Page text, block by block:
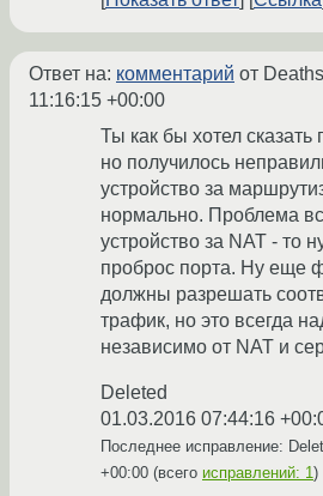
Ответ на: комментарий от
11:16:15 +00:00
Ты как бы хотел
но получилось
устройство за
нормально. Проблема
устройство за NAT - то
проброс порта. Ну еще
должны разрешать
трафик, но это всегда
независимо от NAT и
Deleted
01.03.2016 07:44:16
Последнее исправление:
+00:00 (всего исправлений: 1)